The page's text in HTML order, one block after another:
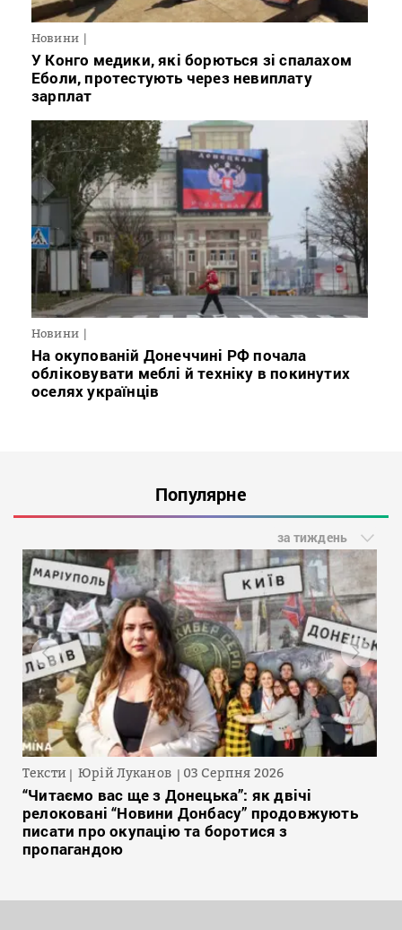
Новини
У Конго медики, які борються зі спалахом
Еболи, протестують через невиплату
зарплат
Новини
На окупованій Донеччині РФ почала
обліковувати меблі й техніку в покинутих
оселях українців
Популярне
за тиждень
Тексти Юрій Луканов 03 Серпня 2026
“Читаємо вас ще з Донецька”: як двічі
релоковані “Новини Донбасу” продовжують
писати про окупацію та боротися з
пропагандою